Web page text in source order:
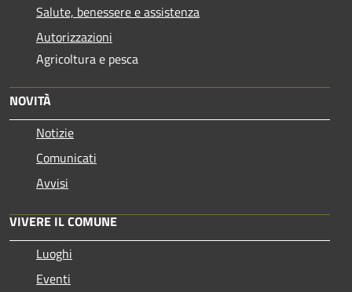
Salute, benessere e assistenza
Autorizzazioni
Agricoltura e pesca
NOVITÀ
Notizie
Comunicati
Avvisi
VIVERE IL COMUNE
Luoghi
Eventi